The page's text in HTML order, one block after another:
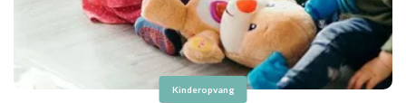
Kinderopvang